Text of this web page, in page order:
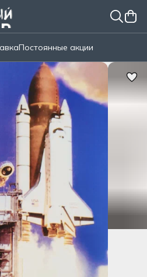
Постоянные акции